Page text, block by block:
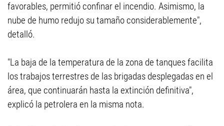
favorables, permitió confinar el incendio. Asimismo, la
nube de humo redujo su tamaño considerablemente",
detalló.
"La baja de la temperatura de la zona de tanques facilita
los trabajos terrestres de las brigadas desplegadas en el
área, que continuarán hasta la extinción definitiva",
explicó la petrolera en la misma nota.